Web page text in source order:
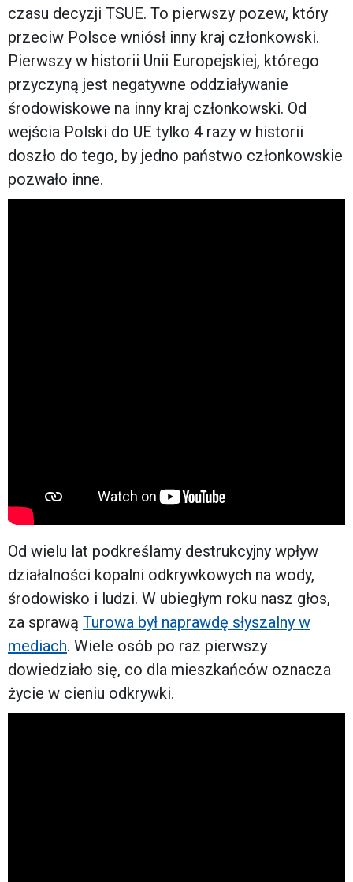
czasu decyzji TSUE. To pierwszy pozew, który
przeciw Polsce wniósł inny kraj członkowski.
Pierwszy w historii Unii Europejskiej, którego
przyczyną jest negatywne oddziaływanie
środowiskowe na inny kraj członkowski. Od
wejścia Polski do UE tylko 4 razy w historii
doszło do tego, by jedno państwo członkowskie
pozwało inne.
Od wielu lat podkreślamy destrukcyjny wpływ
działalności kopalni odkrywkowych na wody,
środowisko i ludzi. W ubiegłym roku nasz głos,
za sprawą Turowa był naprawdę słyszalny w
mediach. Wiele osób po raz pierwszy
dowiedziało się, co dla mieszkańców oznacza
życie w cieniu odkrywki.